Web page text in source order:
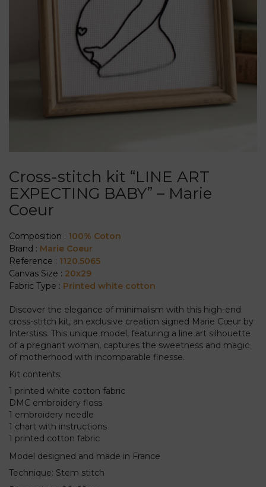
Cross-stitch kit “LINE ART
EXPECTING BABY” – Marie
Coeur
Composition : 100% Coton
Brand : Marie Coeur
Reference : 1120.5065
Canvas Size : 20x29
Fabric Type : Printed white cotton
Discover the elegance of minimalism with this high-end
cross-stitch kit, an exclusive creation signed Marie Cœur by
Interstiss. This unique model, featuring a line art silhouette
of a pregnant woman, captures the sweetness and magic
of motherhood with incomparable finesse.
Kit contents:
1 printed white cotton fabric
DMC embroidery floss
1 embroidery needle
1 chart with instructions
1 printed cotton fabric
Model designed and made in France
Technique: Stem stitch